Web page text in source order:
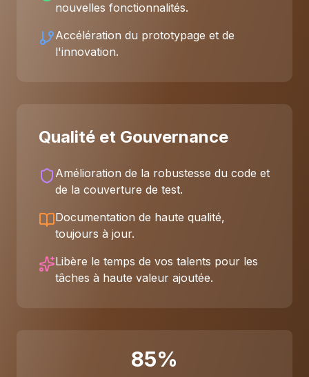
nouvelles fonctionnalités.
Accélération du prototypage et de
l'innovation.
Qualité et Gouvernance
Amélioration de la robustesse du code et
de la couverture de test.
Documentation de haute qualité,
toujours à jour.
Libère le temps de vos talents pour les
tâches à haute valeur ajoutée.
85%